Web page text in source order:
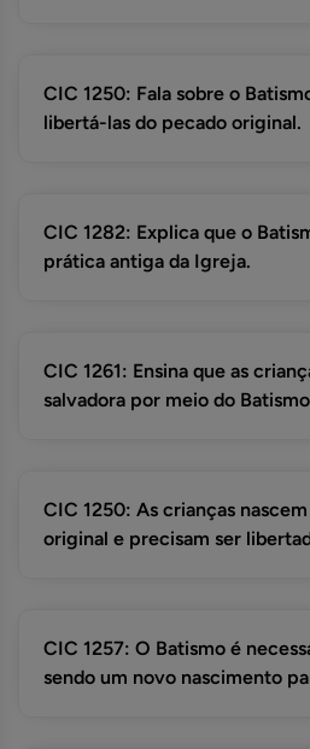
CIC 1250: Fala sobre o
libertá-las do pecado original.
CIC 1282: Explica que o
prática antiga da Igreja.
CIC 1261: Ensina que as
salvadora por meio do
CIC 1250: As crianças
original e precisam ser
CIC 1257: O Batismo é
sendo um novo nascimento